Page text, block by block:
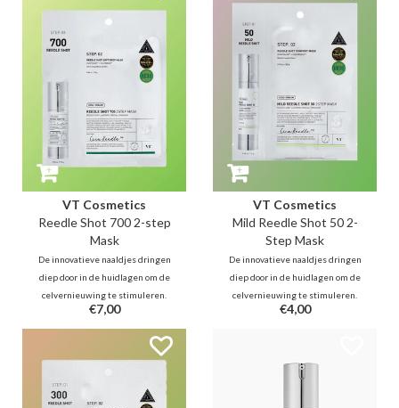
lichte honingachtige textuur kan
helpen bij het vasthouden van
vocht en de huid veerkrachtig
houden.
huid dankzij het aloë- en
VT Cosmetics
Reedle Shot 700 2-step
Mask
De innovatieve naaldjes dringen
diep door in de huidlagen om de
celvernieuwing te stimuleren.
Terwijl st. 1 de huid verzacht met
CICA en de weg vrijmaakt voor
actieve ingrediënten, levert het
resultaten in minder dan 20
minuten
€7,00
VT Cosmetics
Mild Reedle Shot 50 2-
Step Mask
De innovatieve naaldjes dringen
diep door in de huidlagen om de
celvernieuwing te stimuleren.
Terwijl st. 1 de huid verzacht met
st.2 masker wonderbaarlijke
€4,00